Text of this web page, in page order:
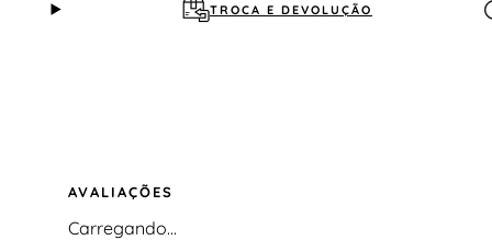
TROCA E DEVOLUÇÃO
AVALIAÇÕES
Carregando…